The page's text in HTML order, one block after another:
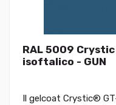
RAL 5009
isoftalico - GUN
Il gelcoat Crystic®